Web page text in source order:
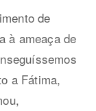
de
à ameaça de
a Fátima,